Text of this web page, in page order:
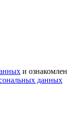
и ознакомлен
данных